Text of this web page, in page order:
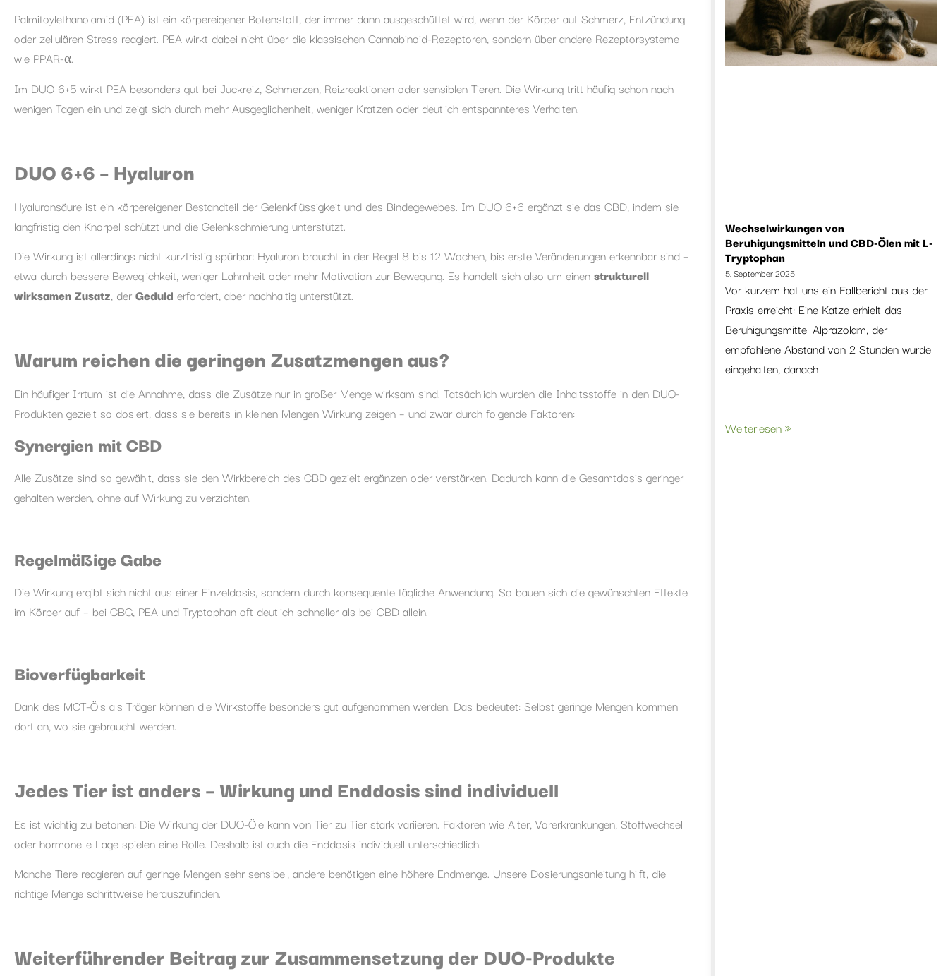
Palmitoylethanolamid (PEA) ist ein körpereigener Botenstoff, der immer dann ausgeschüttet wird, wenn der Körper auf Schmerz, Entzündung
oder zellulären Stress reagiert. PEA wirkt dabei nicht über die klassischen Cannabinoid-Rezeptoren, sondern über andere Rezeptorsysteme
wie PPAR-α.
Im DUO 6+5 wirkt PEA besonders gut bei Juckreiz, Schmerzen, Reizreaktionen oder sensiblen Tieren. Die Wirkung tritt häufig schon nach
wenigen Tagen ein und zeigt sich durch mehr Ausgeglichenheit, weniger Kratzen oder deutlich entspannteres Verhalten.
DUO 6+6 – Hyaluron
Hyaluronsäure ist ein körpereigener Bestandteil der Gelenkflüssigkeit und des Bindegewebes. Im DUO 6+6 ergänzt sie das CBD, indem sie
langfristig den Knorpel schützt und die Gelenkschmierung unterstützt.
Die Wirkung ist allerdings nicht kurzfristig spürbar: Hyaluron braucht in der Regel 8 bis 12 Wochen, bis erste Veränderungen erkennbar sind –
etwa durch bessere Beweglichkeit, weniger Lahmheit oder mehr Motivation zur Bewegung. Es handelt sich also um einenstrukturell
wirksamen Zusatz, derGeduld erfordert, aber nachhaltig unterstützt.
Warum reichen die geringen Zusatzmengen aus?
Ein häufiger Irrtum ist die Annahme, dass die Zusätze nur in großer Menge wirksam sind. Tatsächlich wurden die Inhaltsstoffe in den DUO-
Produkten gezielt so dosiert, dass sie bereits in kleinen Mengen Wirkung zeigen – und zwar durch folgende Faktoren:
Synergien mit CBD
Alle Zusätze sind so gewählt, dass sie den Wirkbereich des CBD gezielt ergänzen oder verstärken. Dadurch kann die Gesamtdosis geringer
gehalten werden, ohne auf Wirkung zu verzichten.
Regelmäßige Gabe
Die Wirkung ergibt sich nicht aus einer Einzeldosis, sondern durch konsequente tägliche Anwendung. So bauen sich die gewünschten Effekte
im Körper auf – bei CBG, PEA und Tryptophan oft deutlich schneller als bei CBD allein.
Bioverfügbarkeit
Dank des MCT-Öls als Träger können die Wirkstoffe besonders gut aufgenommen werden. Das bedeutet: Selbst geringe Mengen kommen
dort an, wo sie gebraucht werden.
Jedes Tier ist anders – Wirkung und Enddosis sind individuell
Es ist wichtig zu betonen: Die Wirkung der DUO-Öle kann von Tier zu Tier stark variieren. Faktoren wie Alter, Vorerkrankungen, Stoffwechsel
oder hormonelle Lage spielen eine Rolle. Deshalb ist auch die Enddosis individuell unterschiedlich.
Manche Tiere reagieren auf geringe Mengen sehr sensibel, andere benötigen eine höhere Endmenge. Unsere Dosierungsanleitung hilft, die
richtige Menge schrittweise herauszufinden.
Weiterführender Beitrag zur Zusammensetzung der DUO-Produkte
Wechselwirkungen von
Beruhigungsmitteln und CBD-Ölen mit L-
Tryptophan
5. September 2025
Vor kurzem hat uns ein Fallbericht aus der
Praxis erreicht: Eine Katze erhielt das
Beruhigungsmittel Alprazolam, der
empfohlene Abstand von 2 Stunden wurde
eingehalten, danach
Weiterlesen »